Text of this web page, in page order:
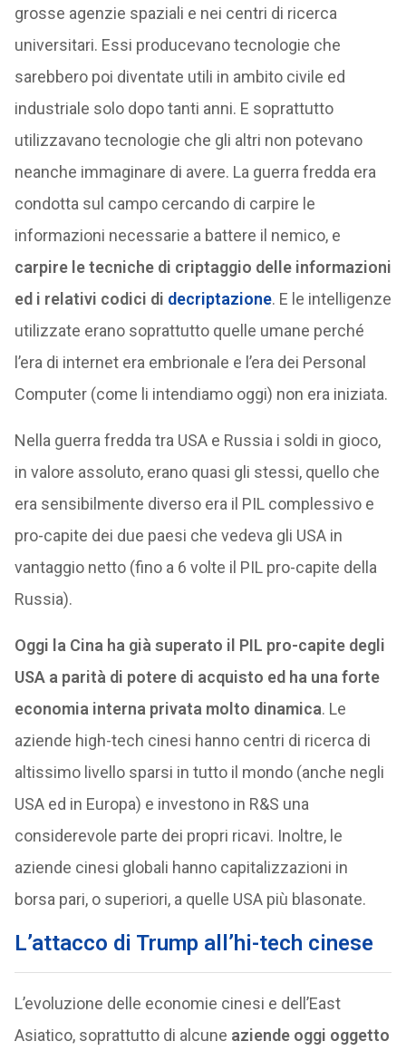
grosse agenzie spaziali e nei centri di ricerca
universitari. Essi producevano tecnologie che
sarebbero poi diventate utili in ambito civile ed
industriale solo dopo tanti anni. E soprattutto
utilizzavano tecnologie che gli altri non potevano
neanche immaginare di avere. La guerra fredda era
condotta sul campo cercando di carpire le
informazioni necessarie a battere il nemico, e
carpire le tecniche di criptaggio delle informazioni
ed i relativi codici di decriptazione. E le intelligenze
utilizzate erano soprattutto quelle umane perché
l’era di internet era embrionale e l’era dei Personal
Computer (come li intendiamo oggi) non era iniziata.
Nella guerra fredda tra USA e Russia i soldi in gioco,
in valore assoluto, erano quasi gli stessi, quello che
era sensibilmente diverso era il PIL complessivo e
pro-capite dei due paesi che vedeva gli USA in
vantaggio netto (fino a 6 volte il PIL pro-capite della
Russia).
Oggi la Cina ha già superato il PIL pro-capite degli
USA a parità di potere di acquisto ed ha una forte
economia interna privata molto dinamica. Le
aziende high-tech cinesi hanno centri di ricerca di
altissimo livello sparsi in tutto il mondo (anche negli
USA ed in Europa) e investono in R&S una
considerevole parte dei propri ricavi. Inoltre, le
aziende cinesi globali hanno capitalizzazioni in
borsa pari, o superiori, a quelle USA più blasonate.
L’attacco di Trump all’hi-tech cinese
L’evoluzione delle economie cinesi e dell’East
Asiatico, soprattutto di alcune aziende oggi oggetto